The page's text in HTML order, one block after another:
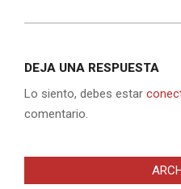
DEJA UNA RESPUESTA
Lo siento, debes estar
comentario.